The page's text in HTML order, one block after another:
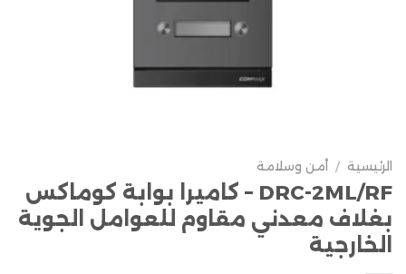
الرئيسية / أمن وسلامة
DRC-2ML/RF – كاميرا بوابة كوماكس
بغلاف معدني مقاوم للعوامل الجوية
الخارجية